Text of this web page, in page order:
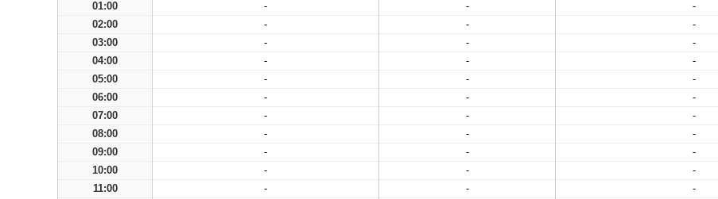
01:00
- - -
02:00
- - -
03:00
- - -
04:00
- - -
05:00
- - -
06:00
- - -
07:00
- - -
08:00
- - -
09:00
- - -
10:00
- - -
11:00
- - -